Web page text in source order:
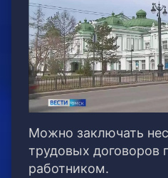
Можно заключать
трудовых договоров
работником.